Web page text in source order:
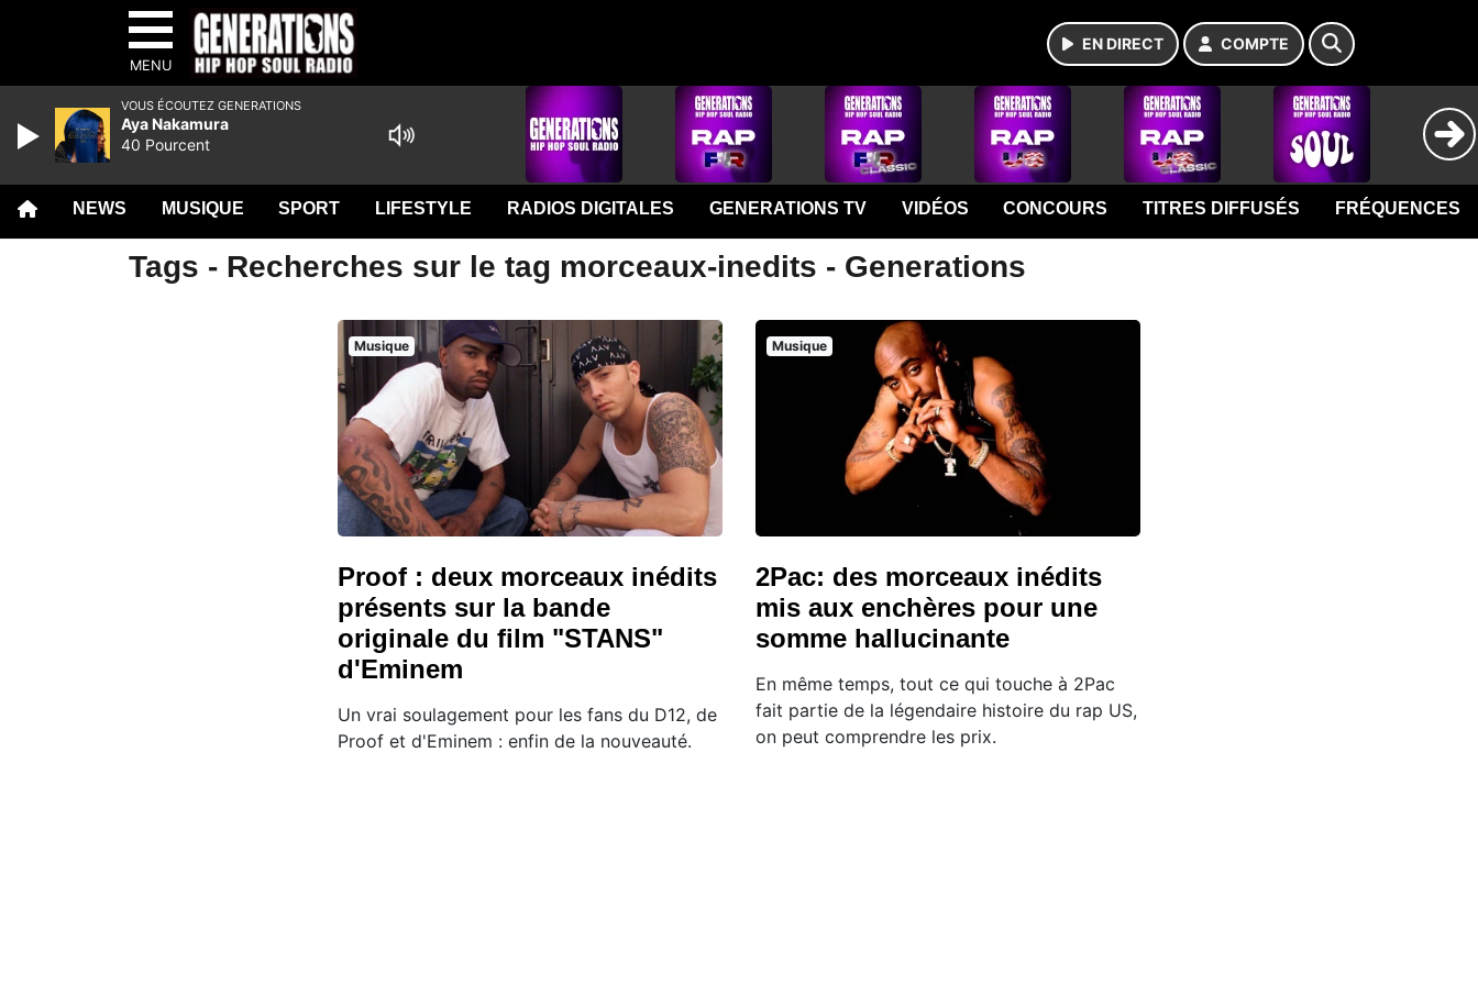
MENU
EN DIRECT COMPTE
NEWS MUSIQUE SPORT LIFESTYLE RADIOS DIGITALES GENERATIONS TV VIDÉOS CONCOURS TITRES DIFFUSÉS FRÉQUENCES
Tags - Recherches sur le tag morceaux-inedits - Generations
Musique
Proof : deux morceaux inédits
présents sur la bande
originale du film "STANS"
d'Eminem
Un vrai soulagement pour les fans du D12, de
Proof et d'Eminem : enfin de la nouveauté.
Musique
2Pac: des morceaux inédits
mis aux enchères pour une
somme hallucinante
En même temps, tout ce qui touche à 2Pac
fait partie de la légendaire histoire du rap US,
on peut comprendre les prix.
VOUS ÉCOUTEZ GENERATIONS
Aya Nakamura
40 Pourcent